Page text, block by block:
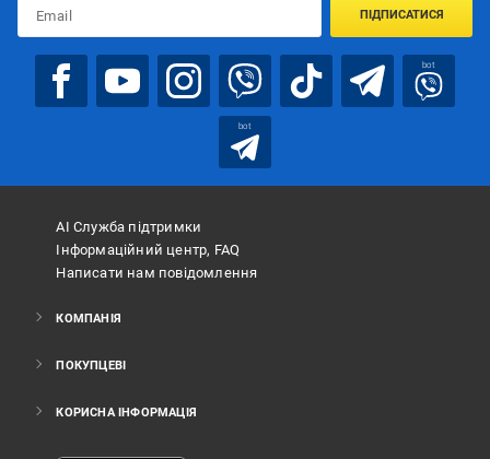
ПІДПИСАТИСЯ
bot
bot
АІ Служба підтримки
Інформаційний центр, FAQ
Написати нам повідомлення
КОМПАНІЯ
ПОКУПЦЕВІ
КОРИСНА ІНФОРМАЦІЯ